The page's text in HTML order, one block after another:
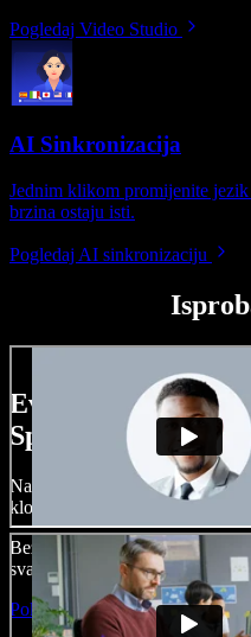
Pogledaj Video Studio
AI Sinkronizacija
Jednim klikom promijenite
brzina ostaju isti.
Pogledaj AI sinkronizaciju
Evo malog
Speechify Studiju.
Napravite voice overe, dodajte
klonirajte svoj glas i složite
Bez učenja i sve dostupno u
svaku kreativnu ideju.
Pokreni Studio